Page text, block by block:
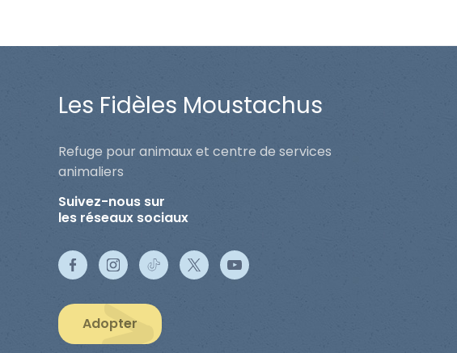
Les Fidèles Moustachus
Refuge pour animaux et centre de services
animaliers
Suivez-nous sur
les réseaux sociaux
Adopter